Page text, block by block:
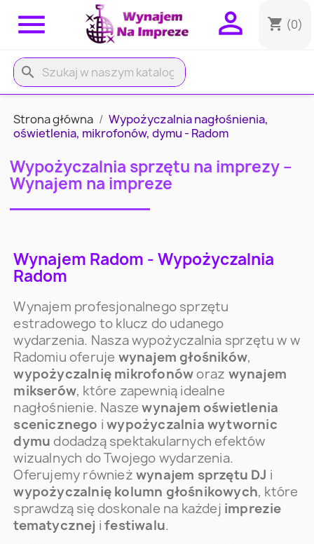
 shopping_cart (0)

search
Strona główna
Wypożyczalnia nagłośnienia,
oświetlenia, mikrofonów, dymu - Radom
Wypożyczalnia sprzętu na imprezy –
Wynajem na impreze
Wynajem Radom - Wypożyczalnia
Radom
Wynajem profesjonalnego sprzętu
estradowego to klucz do udanego
wydarzenia. Nasza wypożyczalnia sprzętu w w
Radomiu oferuje wynajem głośników,
wypożyczalnię mikrofonóworaz wynajem
mikserów, które zapewnią idealne
nagłośnienie. Naszewynajem oświetlenia
scenicznego iwypożyczalnia wytwornic
dymu dodadzą spektakularnych efektów
wizualnych do Twojego wydarzenia.
Oferujemy równieżwynajem sprzętu DJ i
wypożyczalnię kolumn głośnikowych, które
sprawdzą się doskonale na każdej imprezie
tematycznej ifestiwalu.